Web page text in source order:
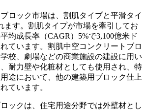
ロック市場は、割肌タイプと平滑タイ
ます。割肌タイプが市場を牽引してお
均成長率（CAGR）5%で3,100億米ド
ています。割肌中空コンクリートブロ
校、劇場などの商業施設の建設に用い
耐力壁や化粧材としても使用され、特
途において、他の建築用ブロック仕上
ています。
ックは、住宅用途分野では外壁材とし